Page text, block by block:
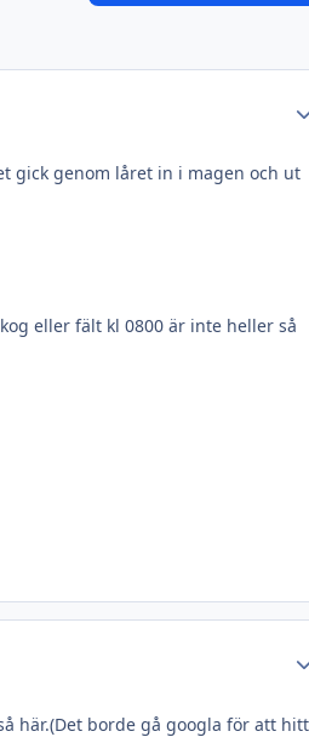
gick genom låret in i magen och ut
eller fält kl 0800 är inte heller så
här.(Det borde gå googla för att